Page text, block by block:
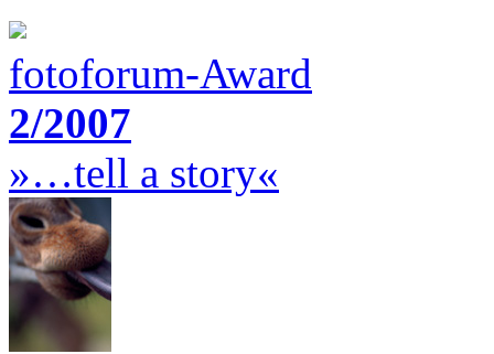
fotoforum-Award
2/2007
»…tell a story«